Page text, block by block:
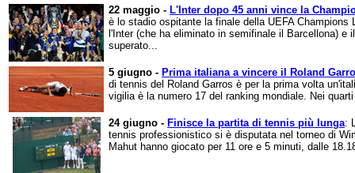
22 maggio - L'Inter dopo 45 anni vince la
è lo stadio ospitante la finale della UEFA Champions
l'Inter (che ha eliminato in semifinale il Barcellona) e
superato...
5 giugno - Prima italiana a vincere il Roland
di tennis del Roland Garros è per la prima volta
vigilia è la numero 17 del ranking mondiale. Nei
24 giugno - Finisce la partita di tennis più lunga:
tennis professionistico si è disputata nel torneo di
Mahut hanno giocato per 11 ore e 5 minuti, dalle